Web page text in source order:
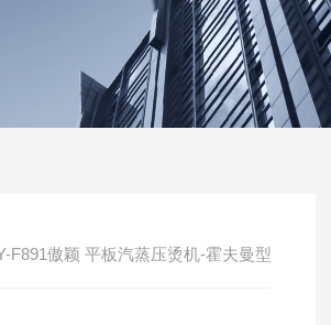
F891傲颖 平板汽蒸压烫机-霍夫曼型